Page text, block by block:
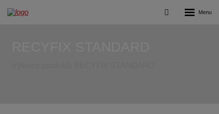
Vyhledávání
Rozbalení